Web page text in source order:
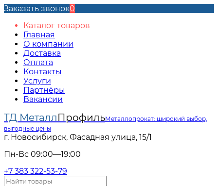
Заказать звонок0
Каталог товаров
Главная
О компании
Доставка
Оплата
Контакты
Услуги
Партнёры
Вакансии
ТД МеталлПрофильМеталлопрокат: широкий выбор,
выгодные цены
г. Новосибирск, Фасадная улица, 15/1
Пн-Вс 09:00—19:00
+7 383 322-53-79